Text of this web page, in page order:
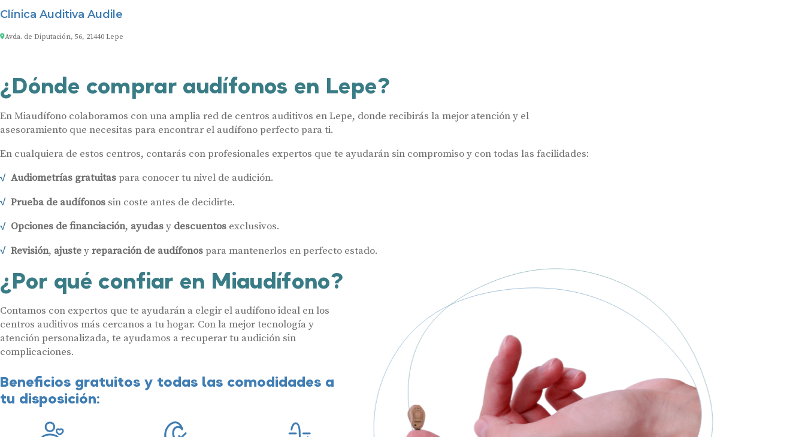
Clínica Auditiva Audile
Avda. de Diputación, 56, 21440 Lepe
¿Dónde comprar audífonos en Lepe?
En Miaudífono colaboramos con una amplia red de centros auditivos en Lepe, donde recibirás la mejor atención y el
asesoramiento que necesitas para encontrar el audífono perfecto para ti.
En cualquiera de estos centros, contarás con profesionales expertos que te ayudarán sin compromiso y con todas las facilidades:
Audiometrías gratuitaspara conocer tu nivel de audición.
Prueba de audífonossin coste antes de decidirte.
Opciones de financiación, ayudasy descuentosexclusivos.
Revisión, ajusteyreparación de audífonospara mantenerlos en perfecto estado.
¿Por qué confiar en Miaudífono?
Contamos con expertos que te ayudarán a elegir el audífono ideal en los
centros auditivos más cercanos a tu hogar. Con la mejor tecnología y
atención personalizada, te ayudamos a recuperar tu audición sin
complicaciones.
Beneficios gratuitos y todas las comodidades a
tu disposición: